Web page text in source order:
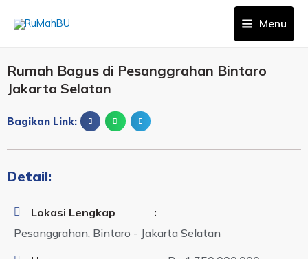
Menu
Rumah Bagus di Pesanggrahan Bintaro
Jakarta Selatan
Bagikan Link:
Detail:
Lokasi Lengkap
:
Pesanggrahan, Bintaro - Jakarta Selatan